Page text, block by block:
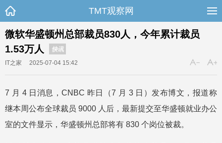
TMT观察网
微软华盛顿州总部裁员830人，今年累计裁员
1.53万人
快讯
IT之家 2025-07-04 15:42
7 月 4 日消息，CNBC 昨日（7 月 3 日）发布博文，报道称
继本周公布全球裁员 9000 人后，最新提交至华盛顿就业办公
室的文件显示，华盛顿州总部将有 830 个岗位被裁。